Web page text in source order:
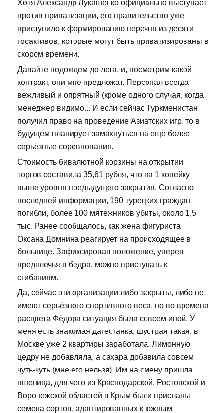
Хотя Александр Лукашенко официально выступает
против приватизации, его правительство уже
приступило к формированию перечня из десяти
госактивов, которые могут быть приватизированы в
скором времени.
Давайте подождем до лета, и, посмотрим какой
контракт, они мне предложат. Персонал всегда
вежливый и опрятный (кроме одного случая, когда
менеджер видимо... И если сейчас Туркменистан
получил право на проведение Азиатских игр, то в
будущем планирует замахнуться на ещё более
серьёзные соревнования.
Стоимость бивалютной корзины на открытии
торгов составила 35,61 рубля, что на 1 копейку
выше уровня предыдущего закрытия. Согласно
последней информации, 190 турецких граждан
погибли, более 100 мятежников убиты, около 1,5
тыс. Ранее сообщалось, как жена фигуриста
Оксана Домнина реагирует на происходящее в
больнице. Зафиксировав положение, уперев
предплечья в бедра, можно приступать к
сгибаниям.
Да, сейчас эти организации либо закрыты, либо не
имеют серьёзного спортивного веса, но во времена
расцвета Фёдора ситуация была совсем иной. У
меня есть знакомая дагестанка, шустрая такая, в
Москве уже 2 квартиры заработала. Лимонную
цедру не добавляла, а сахара добавила совсем
чуть-чуть (мне его нельзя). Им на смену пришла
пшеница, для чего из Краснодарской, Ростовской и
Воронежской областей в Крым были присланы
семена сортов, адаптированных к южным